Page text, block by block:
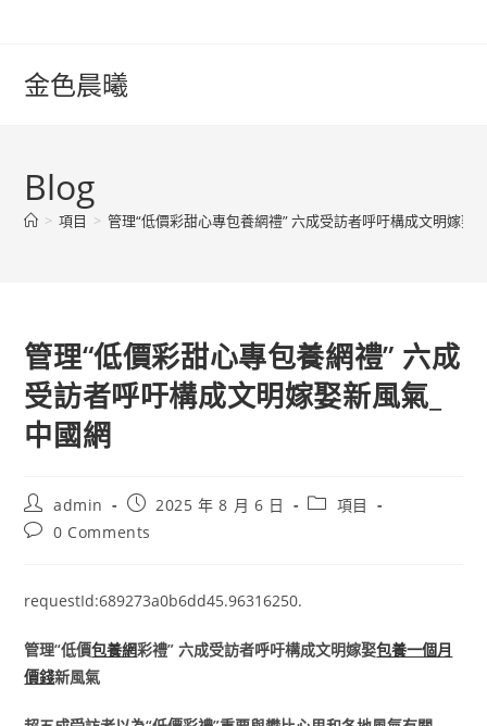
content金色晨曦
Blog
> 項目 > 管理“低價彩甜心專包養網禮” 六成受訪者呼吁構成文明嫁娶
管理“低價彩甜心專包養網禮” 六成
受訪者呼吁構成文明嫁娶新風氣_
中國網
Post
author:
admin
Post
published:
2025 年 8 月 6 日
Post項目
Post0 Comments
requestId:689273a0b6dd45.96316250.
管理“低價包養網彩禮” 六成受訪者呼吁構成文明嫁娶包養一個月
價錢新風氣